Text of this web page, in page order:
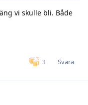
vi skulle bli. Både
3 Svara